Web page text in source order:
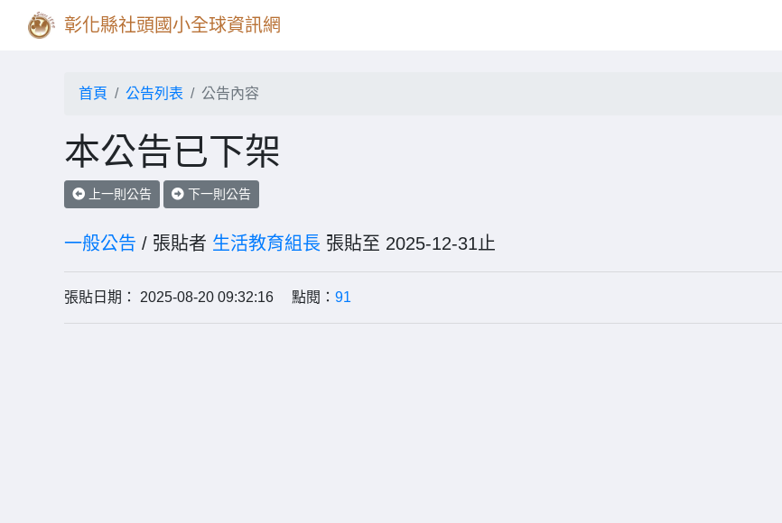
彰化縣社頭國小全球資訊網
首頁 公告列表 公告內容
本公告已下架
上一則公告 下一則公告
一般公告 / 張貼者 生活教育組長 張貼至 2025-12-31止
張貼日期： 2025-08-20 09:32:16 點閱： 91